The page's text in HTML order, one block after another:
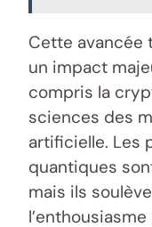
Cette avancée
un impact
compris la
sciences des
artificielle. Les
quantiques
mais ils